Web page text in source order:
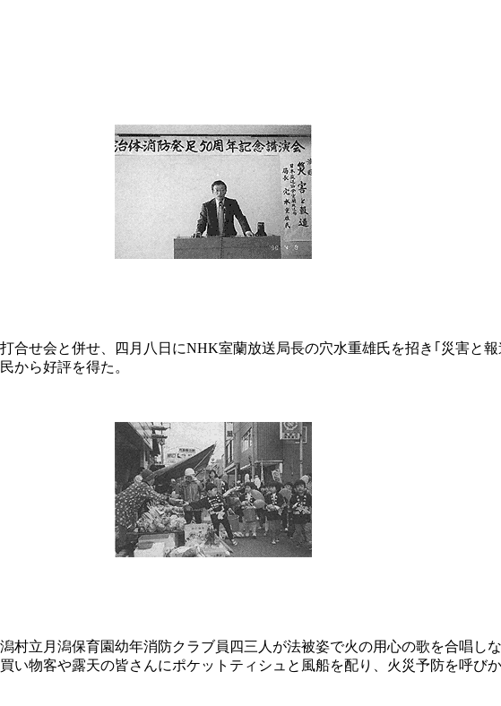
合せ会と併せ、四月八日にNHK室蘭放送局長の穴水重雄氏を招き｢災害と報
から好評を得た。
村立月潟保育園幼年消防クラブ員四三人が法被姿で火の用心の歌を合唱し
い物客や露天の皆さんにポケットティシュと風船を配り、火災予防を呼びか